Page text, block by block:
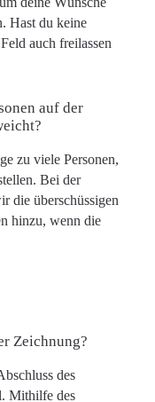
Hast du keine
auch freilassen
auf der
zu viele Personen,
Bei der
die überschüssigen
hinzu, wenn die
Zeichnung?
des
Mithilfe des